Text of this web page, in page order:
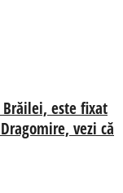
Brăilei, este fixat
vezi că